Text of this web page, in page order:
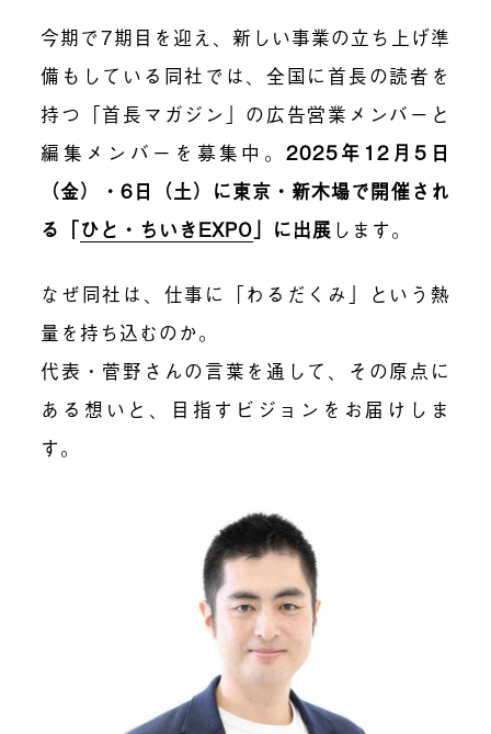
今期で7期目を迎え、新しい事業の立ち上げ準
備もしている同社では、全国に首長の読者を
持つ「首長マガジン」の広告営業メンバーと
編集メンバーを募集中。 2025年12月5日
（金）・6日（土）に東京・新木場で開催され
る「ひと・ちいきEXPO 」に出展 します。
なぜ同社は、仕事に「わるだくみ」という熱
量を持ち込むのか。
代表・菅野さんの言葉を通して、その原点に
ある想いと、目指すビジョンをお届けしま
す。